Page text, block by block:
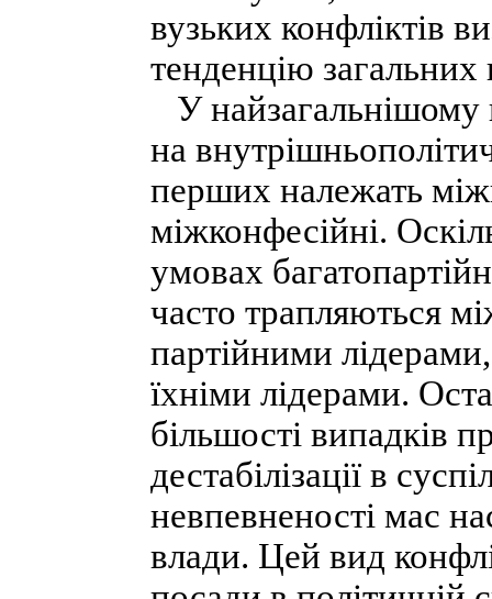
вузьких конфліктів
тенденцію загальних
У найзагальнішому
на
перших належать
міжконфесійні.
умовах
часто трапляються
партійними
їхніми лідерами.
більшості випадків
дестабілізації в
невпевненості мас
влади. Цей вид